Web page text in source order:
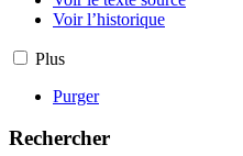
Voir l’historique
Plus
Purger
Rechercher